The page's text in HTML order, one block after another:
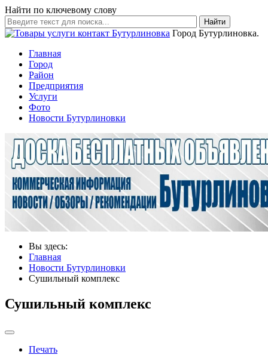
Найти по ключевому слову
Найти
Город Бутурлиновка.
Главная
Город
Район
Предприятия
Услуги
Фото
Новости Бутурлиновки
Вы здесь:
Главная
Новости Бутурлиновки
Сушильный комплекс
Сушильный комплекс
Печать